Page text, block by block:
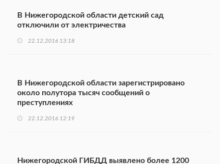
В Нижегородской области детский сад
отключили от электричества
22.12.2016 13:18
В Нижегородской области зарегистрировано
около полутора тысяч сообщений о
преступлениях
22.12.2016 12:19
Нижегородской ГИБДД выявлено более 1200